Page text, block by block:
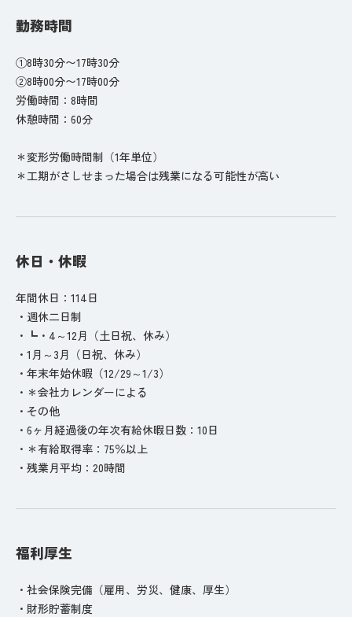
勤務時間
①8時30分〜17時30分
②8時00分〜17時00分
労働時間：8時間
休憩時間：60分
＊変形労働時間制（1年単位）
＊工期がさしせまった場合は残業になる可能性が高い
休日・休暇
年間休日：114日
・週休二日制
・┗・4～12月（土日祝、休み）
・1月～3月（日祝、休み）
・年末年始休暇（12/29～1/3）
・＊会社カレンダーによる
・その他
・6ヶ月経過後の年次有給休暇日数：10日
・＊有給取得率：75％以上
・残業月平均：20時間
福利厚生
・社会保険完備（雇用、労災、健康、厚生）
・財形貯蓄制度